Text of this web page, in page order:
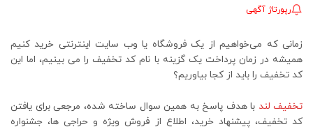
رپورتاژ آگهی
زمانی که می‌خواهیم از یک فروشگاه یا وب سایت اینترنتی خرید کنیم
همیشه در زمان پرداخت یک گزینه با نام کد تخفیف را می بینیم، اما این
کد تخفیف را باید از کجا بیاوریم؟
تخفیف لند با هدف پاسخ به همین سوال ساخته شده، مرجعی برای یافتن
کد تخفیف، پیشنهاد خرید، اطلاع از فروش ویژه و حراجی ها، جشنواره